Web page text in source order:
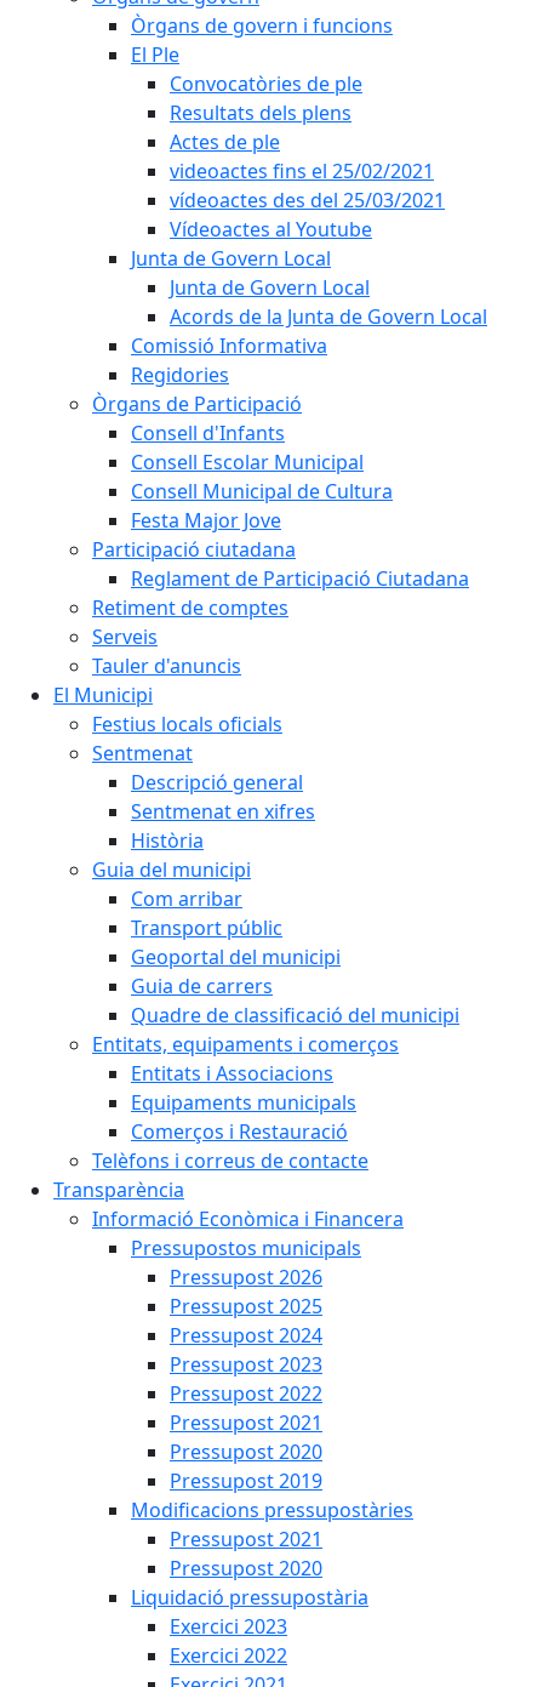
Òrgans de govern i funcions
El Ple
Convocatòries de ple
Resultats dels plens
Actes de ple
videoactes fins el 25/02/2021
vídeoactes des del 25/03/2021
Vídeoactes al Youtube
Junta de Govern Local
Junta de Govern Local
Acords de la Junta de Govern Local
Comissió Informativa
Regidories
Òrgans de Participació
Consell d'Infants
Consell Escolar Municipal
Consell Municipal de Cultura
Festa Major Jove
Participació ciutadana
Reglament de Participació Ciutadana
Retiment de comptes
Serveis
Tauler d'anuncis
El Municipi
Festius locals oficials
Sentmenat
Descripció general
Sentmenat en xifres
Història
Guia del municipi
Com arribar
Transport públic
Geoportal del municipi
Guia de carrers
Quadre de classificació del municipi
Entitats, equipaments i comerços
Entitats i Associacions
Equipaments municipals
Comerços i Restauració
Telèfons i correus de contacte
Transparència
Informació Econòmica i Financera
Pressupostos municipals
Pressupost 2026
Pressupost 2025
Pressupost 2024
Pressupost 2023
Pressupost 2022
Pressupost 2021
Pressupost 2020
Pressupost 2019
Modificacions pressupostàries
Pressupost 2021
Pressupost 2020
Liquidació pressupostària
Exercici 2023
Exercici 2022